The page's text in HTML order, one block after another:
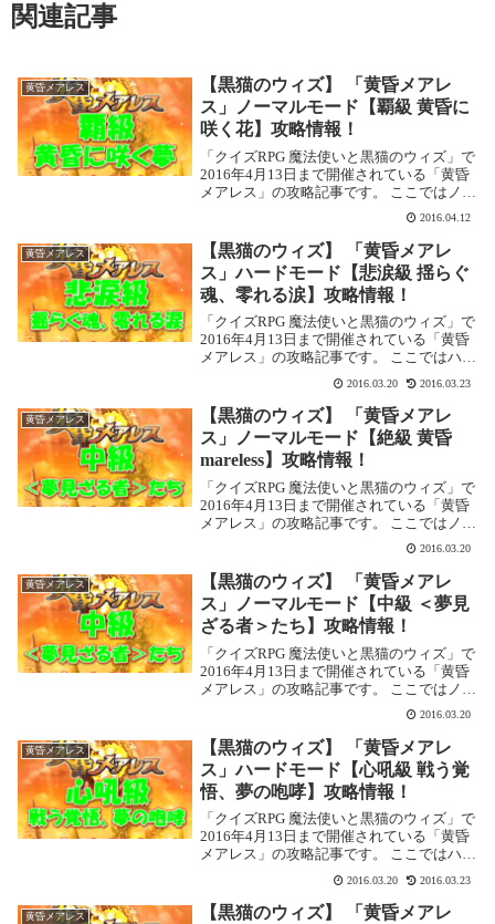
関連記事
黄昏メアレス
【黒猫のウィズ】 「黄昏メアレ
ス」ノーマルモード【覇級 黄昏に
咲く花】攻略情報！
「クイズRPG 魔法使いと黒猫のウィズ」で
2016年4月13日まで開催されている「黄昏
メアレス」の攻略記事です。 ここではノー
マルモードの【覇級 黄昏に咲く花】を攻略
します。黄昏メアレス ノーマルモード【覇
級 黄昏に咲く花】基本情報イベント...
2016.04.12
黄昏メアレス
【黒猫のウィズ】 「黄昏メアレ
ス」ハードモード【悲涙級 揺らぐ
魂、零れる涙】攻略情報！
「クイズRPG 魔法使いと黒猫のウィズ」で
2016年4月13日まで開催されている「黄昏
メアレス」の攻略記事です。 ここではハー
ドモードの【悲涙級 揺らぐ魂、零れる涙】
を攻略します。黄昏メアレス ハードモード
【悲涙級 揺らぐ魂、零れる涙】基本...
2016.03.20 2016.03.23
黄昏メアレス
【黒猫のウィズ】 「黄昏メアレ
ス」ノーマルモード【絶級 黄昏
mareless】攻略情報！
「クイズRPG 魔法使いと黒猫のウィズ」で
2016年4月13日まで開催されている「黄昏
メアレス」の攻略記事です。 ここではノー
マルモードの【絶級 黄昏mareless】を攻略
します。黄昏メアレス ノーマルモード【絶
級 黄昏mareless】...
2016.03.20
黄昏メアレス
【黒猫のウィズ】 「黄昏メアレ
ス」ノーマルモード【中級 ＜夢見
ざる者＞たち】攻略情報！
「クイズRPG 魔法使いと黒猫のウィズ」で
2016年4月13日まで開催されている「黄昏
メアレス」の攻略記事です。 ここではノー
マルモードの【中級 ＜夢見ざる者＞たち】
を攻略します。黄昏メアレス ノーマルモー
ド【中級 ＜夢見ざる者＞たち】基本...
2016.03.20
黄昏メアレス
【黒猫のウィズ】 「黄昏メアレ
ス」ハードモード【心吼級 戦う覚
悟、夢の咆哮】攻略情報！
「クイズRPG 魔法使いと黒猫のウィズ」で
2016年4月13日まで開催されている「黄昏
メアレス」の攻略記事です。 ここではハー
ドモードの【心吼級 戦う覚悟、夢の咆哮】
を攻略します。黄昏メアレス ハードモード
【心吼級 戦う覚悟、夢の咆哮】基本...
2016.03.20 2016.03.23
黄昏メアレス
【黒猫のウィズ】 「黄昏メアレ